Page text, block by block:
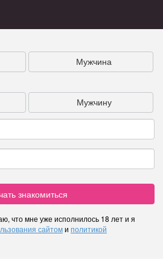
Мужчина
Мужчину
знакомиться
что мне уже исполнилось 18 лет и я
сайтоми политикой